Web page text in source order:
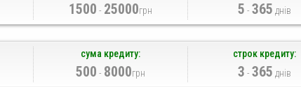
1500 - 25000грн 5 -365 днів
сума кредиту:
500 - 8000грн
строк кредиту:
3 -365 днів